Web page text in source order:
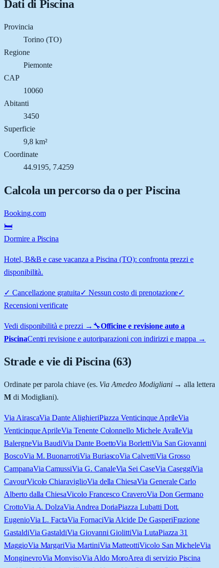
Dati di Piscina
Provincia
Torino (TO)
Regione
Piemonte
CAP
10060
Abitanti
3450
Superficie
9,8 km²
Coordinate
44.9195, 7.4259
Calcola un percorso da o perPiscina
Booking.com
🛏️
Dormire a Piscina
Hotel, B&B e case vacanza a Piscina (TO): confronta prezzi e
disponibilità.
✓ Cancellazione gratuita✓ Nessun costo di prenotazione✓
Recensioni verificate
Vedi disponibilità e prezzi → 🔧Officine e revisione auto a
PiscinaCentri revisione e autoriparazioni con indirizzi e mappa →
Strade e vie diPiscina (63)
Ordinate per parola chiave (es. Via Amedeo Modigliani→ alla lettera
Mdi Modigliani).
Via AirascaVia Dante AlighieriPiazza Venticinque AprileVia
Venticinque AprileVia Tenente Colonnello Michele AvalleVia
BalergneVia BaudiVia Dante BoettoVia BorlettiVia San Giovanni
BoscoVia M. BuonarrotiVia BuriascoVia CalvettiVia Grosso
CampanaVia CamussiVia G. CanaleVia Sei CaseVia CaseggiVia
CavourVicolo ChiaraviglioVia della ChiesaVia Generale Carlo
Alberto dalla ChiesaVicolo Francesco CraveroVia Don Germano
CrottoVia A. DolzaVia Andrea DoriaPiazza Lubatti Dott.
EugenioVia L. FactaVia FornaciVia Alcide De GasperiFrazione
GastaldiVia GastaldiVia Giovanni GiolittiVia LutaPiazza 31
MaggioVia MargariVia MartiniVia MatteottiVicolo San MicheleVia
MonginevroVia MonvisoVia Aldo MoroArea di servizio Piscina